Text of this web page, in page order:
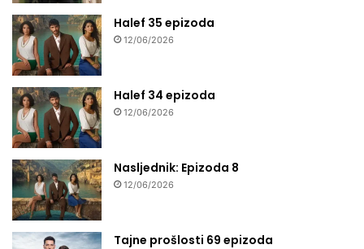
Halef 35 epizoda
12/06/2026
Halef 34 epizoda
12/06/2026
Nasljednik: Epizoda 8
12/06/2026
Tajne prošlosti 69 epizoda